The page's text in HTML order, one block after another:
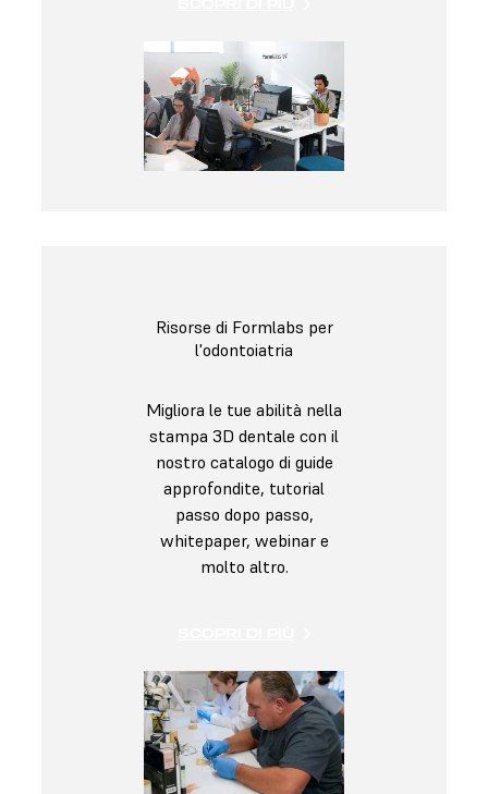
Risorse di Formlabs per
l'odontoiatria
Migliora le tue abilità nella
stampa 3D dentale con il
nostro catalogo di guide
approfondite, tutorial
passo dopo passo,
whitepaper, webinar e
molto altro.